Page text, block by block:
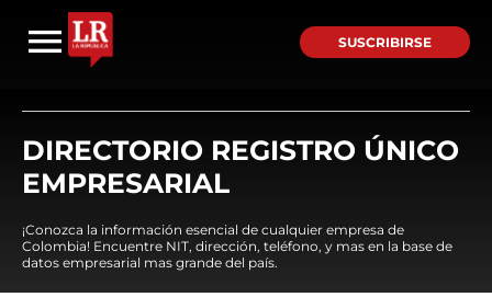
SUSCRIBIRSE
DIRECTORIO REGISTRO ÚNICO
EMPRESARIAL
¡Conozca la información esencial de cualquier empresa de
Colombia! Encuentre NIT, dirección, teléfono, y mas en la base de
datos empresarial mas grande del país.